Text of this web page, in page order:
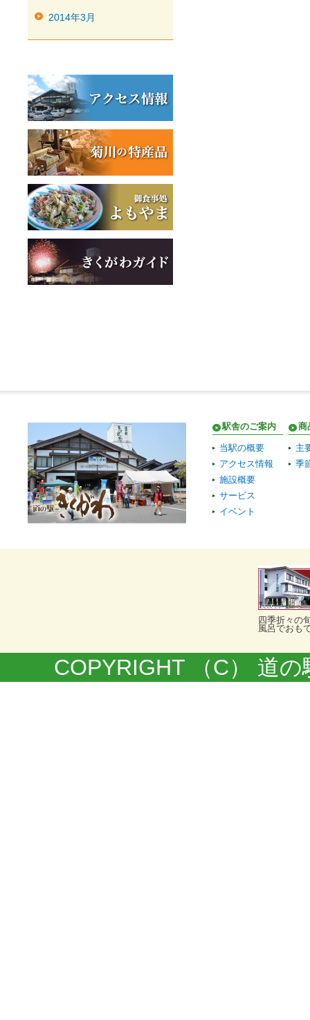
2014年3月
駅舎のご案内
当駅の概要
アクセス情報
施設概要
サービス
イベント
商
主
季
四季折々の
風呂でおも
COPYRIGHT （C） 道